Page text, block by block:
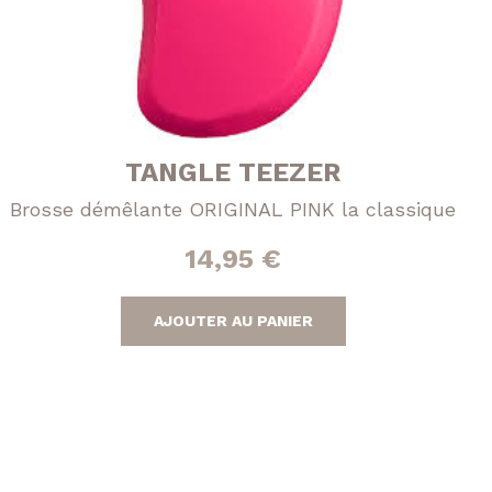
TANGLE TEEZER
Brosse démêlante ORIGINAL PINK la classique
14,95 €
AJOUTER AU PANIER